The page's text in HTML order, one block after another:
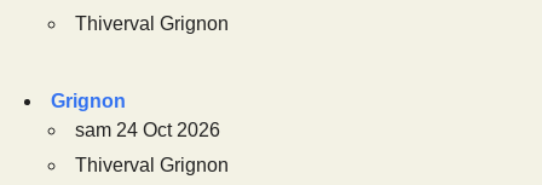
Thiverval Grignon
Grignon
sam 24 Oct 2026
Thiverval Grignon